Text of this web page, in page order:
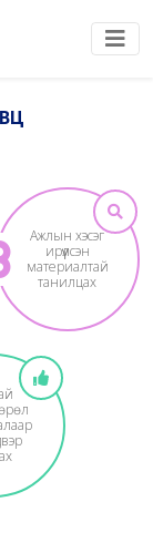
Ажлын хэсэг
ирүүлсэн
материалтай
танилцах